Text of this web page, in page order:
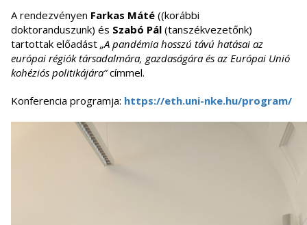
A rendezvényen Farkas Máté ((korábbi
doktoranduszunk) és Szabó Pál (tanszékvezetőnk)
tartottak előadást „A pandémia hosszú távú hatásai az
európai régiók társadalmára, gazdaságára és az Európai Unió
kohéziós politikájára”címmel.
Konferencia programja: https://eth.uni-nke.hu/program/